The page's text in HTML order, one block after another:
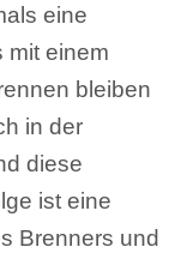
eine
mit einem
bleiben
in der
diese
ist eine
Brenners und